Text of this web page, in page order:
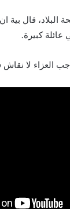
البلاد، قال بية
كبيرة.
العزاء لا نقاش